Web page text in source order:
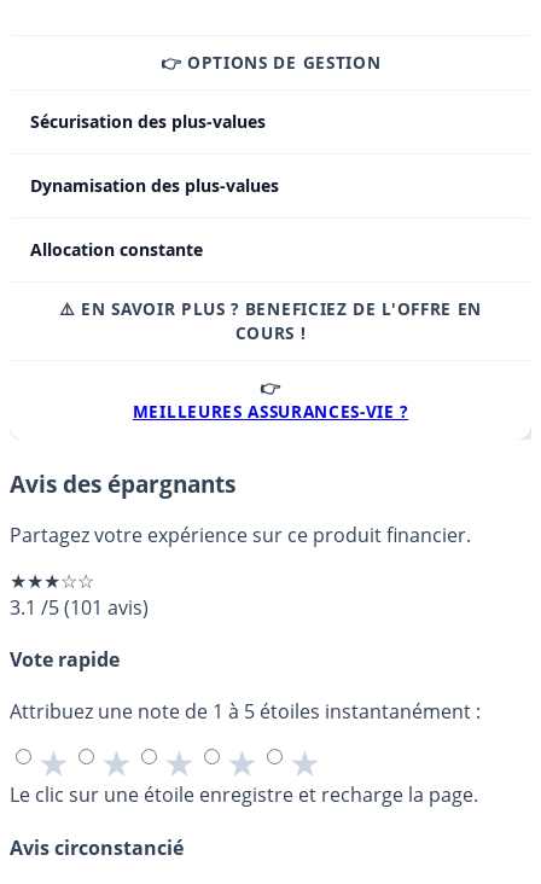
👉 OPTIONS DE GESTION
Sécurisation des plus-values
Dynamisation des plus-values
Allocation constante
⚠️ EN SAVOIR PLUS ? BENEFICIEZ DE L'OFFRE EN
COURS !
👉
MEILLEURES ASSURANCES-VIE ?
Avis des épargnants
Partagez votre expérience sur ce produit financier.
★★★☆☆
3.1 /5(101 avis)
Vote rapide
Attribuez une note de 1 à 5 étoiles instantanément :
★ ★ ★ ★ ★
Le clic sur une étoile enregistre et recharge la page.
Avis circonstancié